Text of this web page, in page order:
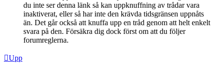
du inte ser denna länk så kan uppknuffning av trådar vara
inaktiverat, eller så har inte den krävda tidsgränsen uppnåts
än. Det går också att knuffa upp en tråd genom att helt enkelt
svara på den. Försäkra dig dock först om att du följer
forumreglerna.
Upp